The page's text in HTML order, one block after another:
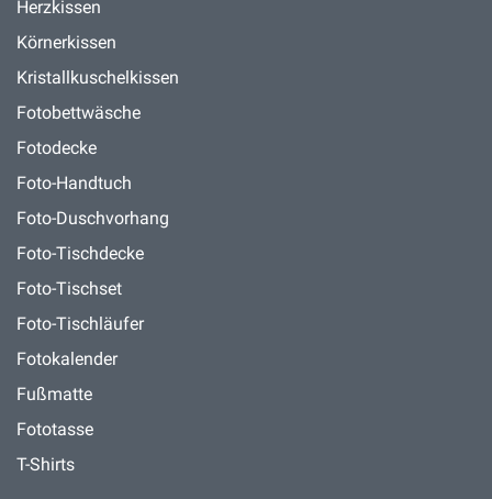
Herzkissen
Körnerkissen
Kristallkuschelkissen
Fotobettwäsche
Fotodecke
Foto-Handtuch
Foto-Duschvorhang
Foto-Tischdecke
Foto-Tischset
Foto-Tischläufer
Fotokalender
Fußmatte
Fototasse
T-Shirts